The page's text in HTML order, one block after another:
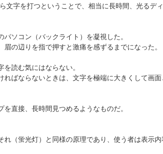
文字を打つということで、相当に長時間、光るデ
ソコン（バックライト）を凝視した。
の辺りを指で押すと激痛を感ずるまでになった。
読む気にはならない。
ばならないときは、文字を極端に大きくして画
直接、長時間見つめるようなものだ。
（蛍光灯）と同様の原理であり、使う者は表示